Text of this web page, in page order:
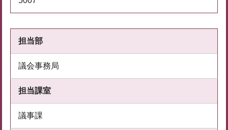
担当部
議会事務局
担当課室
議事課